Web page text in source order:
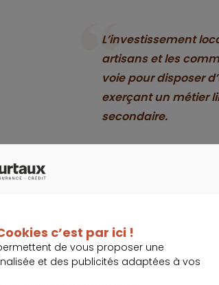
L’investissement
artisans et les
voie pour disposer
exerçant un métier
secondaire.
Toutefois, l’étude ne précise
c’est par ici !
de vous proposer une
et des publicités adaptées à vos